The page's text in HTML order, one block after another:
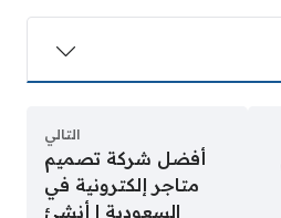
التالي
أفضل شركة تصميم
متاجر إلكترونية في
السعودية | أنشئ